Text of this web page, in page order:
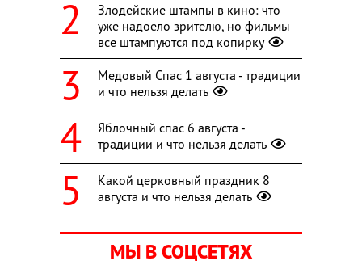
Злодейские штампы в кино: что
уже надоело зрителю, но фильмы
все штампуются под копирку
Медовый Спас 1 августа - традиции
и что нельзя делать
Яблочный спас 6 августа -
традиции и что нельзя делать
Какой церковный праздник 8
августа и что нельзя делать
МЫ В СОЦСЕТЯХ